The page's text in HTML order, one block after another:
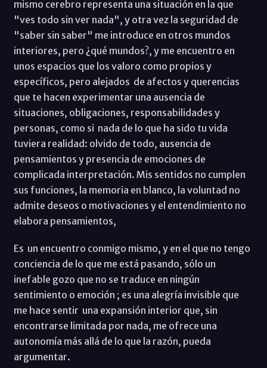
mismo cerebro representa una situación en la que
"ves todo sin ver nada", y otra vez la seguridad de
"saber sin saber" me introduce en otros mundos
interiores, pero ¿qué mundos?, y me encuentro en
unos espacios que los valoro como propios y
específicos, pero alejados de afectos y querencias
que te hacen experimentar una ausencia de
situaciones, obligaciones, responsabilidades y
personas, como si nada de lo que ha sido tu vida
tuviera realidad: olvido de todo, ausencia de
pensamientos y presencia de emociones de
complicada interpretación. Mis sentidos no cumplen
sus funciones, la memoria en blanco, la voluntad no
admite deseos o motivaciones y el entendimiento no
elabora pensamientos,
Es un encuentro conmigo mismo, y en el que no tengo
conciencia de lo que me está pasando, sólo un
inefable gozo que no se traduce en ningún
sentimiento o emoción ; es una alegría invisible que
me hace sentir una expansión interior que, sin
encontrarse limitada por nada, me ofrece una
autonomía más allá de lo que la razón, pueda
argumentar.